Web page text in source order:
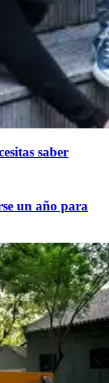
saber
un año para